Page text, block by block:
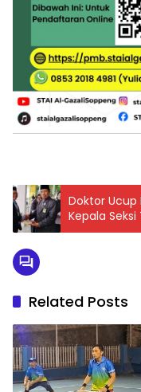
Doktor Ucup
Kepala
Related Posts